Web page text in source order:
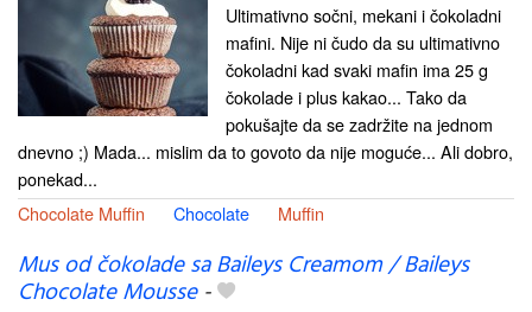
Ultimativno sočni, mekani i čokoladni
mafini. Nije ni čudo da su ultimativno
čokoladni kad svaki mafin ima 25 g
čokolade i plus kakao... Tako da
pokušajte da se zadržite na jednom
dnevno ;) Mada... mislim da to govoto da nije moguće... Ali dobro,
ponekad...
Chocolate Muffin
Chocolate Muffin
Mus od čokolade sa Baileys Creamom / Baileys
Chocolate Mousse-